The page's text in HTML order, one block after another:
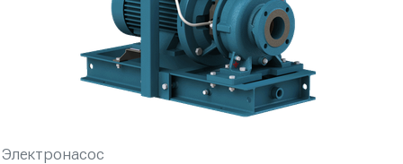
Электронасос